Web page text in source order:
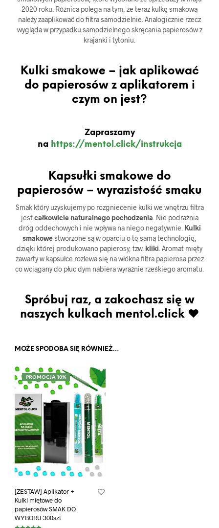
2020 roku. Różnica polega na tym, że teraz kulkę smakową
należy zaaplikować do filtra samodzielnie. Analogicznie rzecz
wygląda w przypadku samodzielnego skręcania papierosów z
krajanki i tytoniu.
Kulki smakowe – jak aplikować
do papierosów z aplikatorem i
czym on jest?
Zapraszamy
na https://mentol.click/instrukcja
Kapsułki smakowe do
papierosów – wyrazistość smaku
Smak który uzyskujemy po rozgniecenie kulki we wnętrzu filtra
jestcałkowicie naturalnego pochodzenia . Nie podrażnia
dróg oddechowych i nie wpływa na niego negatywnie. Kulki
smakowestworzone są w oparciu o tę samą technologię,
dzięki której produkowano papierosy, tzw. kliki . Aromat mięty
zawarty w kapsułce rozlewa się na włókna filtra papierosa przez
co wciągany do płuc dym nabiera wyraźnie rześkiego aromatu.
Spróbuj raz, a zakochasz się w
naszych kulkach mentol.click ♥
MOŻE SPODOBA SIĘ RÓWNIEŻ…
PROMOCJA 10%
[ZESTAW] Aplikator +
Kulki miętowe do
papierosów SMAK DO
WYBORU 300szt